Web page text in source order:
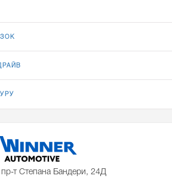
пр-т Степана Бандери, 24Д